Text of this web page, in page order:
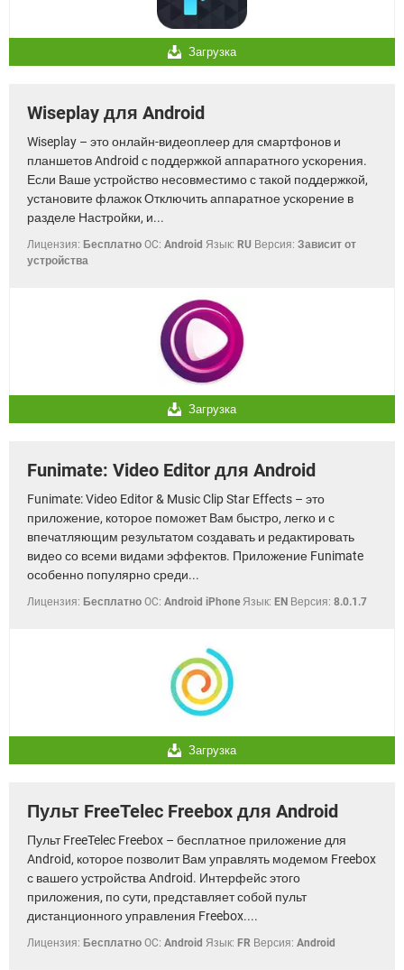
Загрузка
Wiseplay для Android
Wiseplay – это онлайн-видеоплеер для смартфонов и
планшетов Android с поддержкой аппаратного ускорения.
Если Ваше устройство несовместимо с такой поддержкой,
установите флажок Отключить аппаратное ускорение в
разделе Настройки, и...
Лицензия: Бесплатно OC: Android Язык: RU Версия: Зависит от
устройства
Загрузка
Funimate: Video Editor для Android
Funimate: Video Editor & Music Clip Star Effects – это
приложение, которое поможет Вам быстро, легко и с
впечатляющим результатом создавать и редактировать
видео со всеми видами эффектов. Приложение Funimate
особенно популярно среди...
Лицензия: Бесплатно OC: Android iPhone Язык: EN Версия: 8.0.1.7
Загрузка
Пульт FreeTelec Freebox для Android
Пульт FreeTelec Freebox – бесплатное приложение для
Android, которое позволит Вам управлять модемом Freebox
с вашего устройства Android. Интерфейс этого
приложения, по сути, представляет собой пульт
дистанционного управления Freebox....
Лицензия: Бесплатно OC: Android Язык: FR Версия: Android